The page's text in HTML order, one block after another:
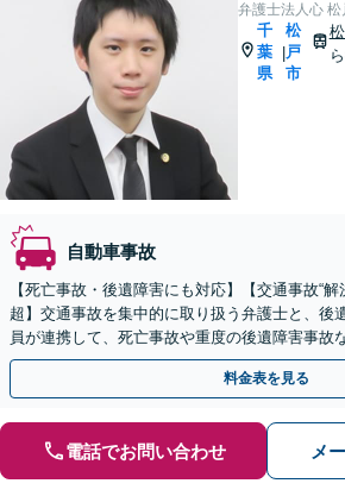
弁護士法人心
千
葉
県
|
松
戸
市
自動車事故
【死亡事故・後遺障害にも対応】【交通事故“
超】交通事故を集中的に取り扱う弁護士と、後
員が連携して、死亡事故や重度の後遺障害事故
案についても対応させていただきます。
料金表を見る
電話でお問い合わせ メ